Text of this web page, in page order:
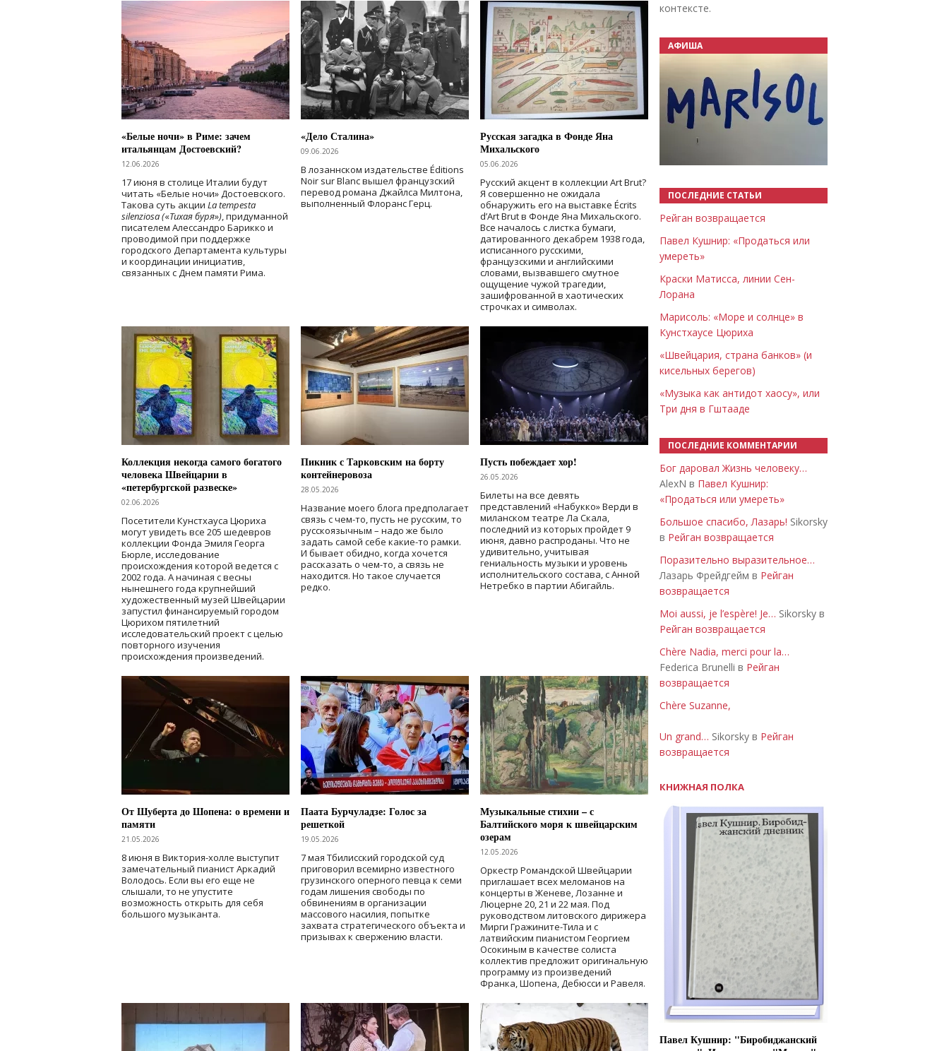
«Белые ночи» в Риме: зачем
итальянцам Достоевский?
12.06.2026
17 июня в столице Италии будут
читать «Белые ночи» Достоевского.
Такова суть акции La tempesta
silenziosa («Тихая буря»), придуманной
писателем Алессандро Барикко и
проводимой при поддержке
городского Департамента культуры
и координации инициатив,
связанных с Днем памяти Рима.
«Дело Сталина»
09.06.2026
В лозаннском издательстве Éditions
Noir sur Blanc вышел французский
перевод романа Джайлса Милтона,
выполненный Флоранс Герц.
Русская загадка в Фонде Яна
Михальского
05.06.2026
Русский акцент в коллекции Art Brut?
Я совершенно не ожидала
обнаружить его на выставке Écrits
d’Art Brut в Фонде Яна Михальского.
Все началось с листка бумаги,
датированного декабрем 1938 года,
исписанного русскими,
французскими и английскими
словами, вызвавшего смутное
ощущение чужой трагедии,
зашифрованной в хаотических
строчках и символах.
Коллекция некогда самого богатого
человека Швейцарии в
«петербургской развеске»
02.06.2026
Посетители Кунстхауса Цюриха
могут увидеть все 205 шедевров
коллекции Фонда Эмиля Георга
Бюрле, исследование
происхождения которой ведется с
2002 года. А начиная с весны
нынешнего года крупнейший
художественный музей Швейцарии
запустил финансируемый городом
Цюрихом пятилетний
исследовательский проект с целью
повторного изучения
происхождения произведений.
Пикник с Тарковским на борту
контейнеровоза
28.05.2026
Название моего блога предполагает
связь с чем-то, пусть не русским, то
русскоязычным – надо же было
задать самой себе какие-то рамки.
И бывает обидно, когда хочется
рассказать о чем-то, а связь не
находится. Но такое случается
редко.
Пусть побеждает хор!
26.05.2026
Билеты на все девять
представлений «Набукко» Верди в
миланском театре Ла Скала,
последний из которых пройдет 9
июня, давно распроданы. Что не
удивительно, учитывая
гениальность музыки и уровень
исполнительского состава, с Анной
Нетребко в партии Абигайль.
От Шуберта до Шопена: о времени и
памяти
21.05.2026
8 июня в Виктория-холле выступит
замечательный пианист Аркадий
Володось. Если вы его еще не
слышали, то не упустите
возможность открыть для себя
большого музыканта.
Паата Бурчуладзе: Голос за
решеткой
19.05.2026
7 мая Тбилисский городской суд
приговорил всемирно известного
грузинского оперного певца к семи
годам лишения свободы по
обвинениям в организации
массового насилия, попытке
захвата стратегического объекта и
призывах к свержению власти.
Музыкальные стихии – с
Балтийского моря к швейцарским
озерам
12.05.2026
Оркестр Романдской Швейцарии
приглашает всех меломанов на
концерты в Женеве, Лозанне и
Люцерне 20, 21 и 22 мая. Под
руководством литовского дирижера
Мирги Гражините-Тила и с
латвийским пианистом Георгием
Осокиным в качестве солиста
коллектив предложит оригинальную
программу из произведений
Франка, Шопена, Дебюсси и Равеля.
контексте.
АФИША
ПОСЛЕДНИЕ СТАТЬИ
Рейган возвращается
Павел Кушнир: «Продаться или
умереть»
Краски Матисса, линии Сен-
Лорана
Марисоль: «Море и солнце» в
Кунстхаусе Цюриха
«Швейцария, страна банков» (и
кисельных берегов)
«Музыка как антидот хаосу», или
Три дня в Гштааде
ПОСЛЕДНИЕ КОММЕНТАРИИ
Бог даровал Жизнь человеку…
AlexN в Павел Кушнир:
«Продаться или умереть»
Большое спасибо, Лазарь! Sikorsky
в Рейган возвращается
Поразительно выразительное…
Лазарь Фрейдгейм в Рейган
возвращается
Moi aussi, je l’espère! Je… Sikorsky в
Рейган возвращается
Chère Nadia, merci pour la…
Federica Brunelli в Рейган
возвращается
Chère Suzanne,
Un grand… Sikorsky в Рейган
возвращается
КНИЖНАЯ ПОЛКА
Павел Кушнир: "Биробиджанский